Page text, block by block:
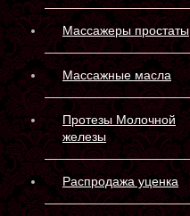
Массажеры простаты
Массажные масла
Протезы Молочной
железы
Распродажа уценка